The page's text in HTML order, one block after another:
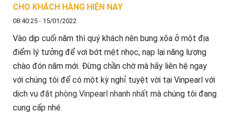
CHO KHÁCH HÀNG HIỆN NAY
08:40:25 - 15/01/2022
Vào dịp cuối năm thì quý khách nên bung xõa ở một địa
điểm lý tưởng để vơi bớt mệt nhọc, nạp lại năng lượng
chào đón năm mới. Đừng chần chờ mà hãy liên hệ ngay
với chúng tôi để có một kỳ nghỉ tuyệt vời tại Vinpearl với
dịch vụ đặt phòng Vinpearl nhanh nhất mà chúng tôi đang
cung cấp nhé.